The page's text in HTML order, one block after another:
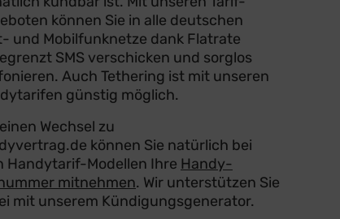
können Sie in alle deutschen
und Mobilfunknetze dank Flatrate
SMS verschicken und sorglos
Auch Tethering ist mit unseren
günstig möglich.
Wechsel zu
können Sie natürlich bei
Handytarif-Modellen Ihre Handy-
mitnehmen. Wir unterstützen Sie
mit unserem Kündigungsgenerator.